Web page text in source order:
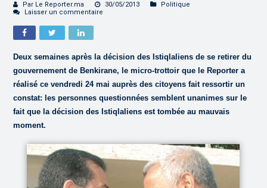
Par Le Reporter.ma 30/05/2013
Politique
Laisser un commentaire
Deux semaines après la décision des Istiqlaliens de se retirer du
gouvernement de Benkirane, le micro-trottoir que le Reporter a
réalisé ce vendredi 24 mai auprès des citoyens fait ressortir un
constat: les personnes questionnées semblent unanimes sur le
fait que la décision des Istiqlaliens est tombée au mauvais
moment.